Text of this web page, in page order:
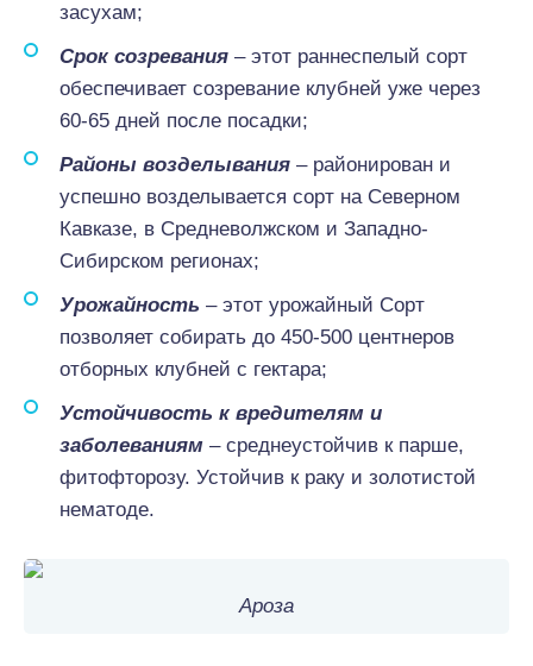
засухам;
Срок созревания – этот раннеспелый сорт
обеспечивает созревание клубней уже через
60-65 дней после посадки;
Районы возделывания – районирован и
успешно возделывается сорт на Северном
Кавказе, в Средневолжском и Западно-
Сибирском регионах;
Урожайность – этот урожайный Сорт
позволяет собирать до 450-500 центнеров
отборных клубней с гектара;
Устойчивость к вредителям и
заболеваниям – среднеустойчив к парше,
фитофторозу. Устойчив к раку и золотистой
нематоде.
Ароза